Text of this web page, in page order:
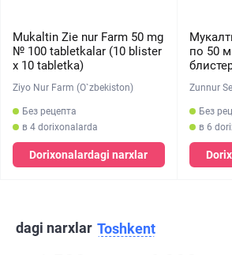
Mukaltin Zie nur Farm 50 mg
№ 100 tabletkalar (10 blister
х 10 tabletka)
Ziyo Nur Farm (O`zbekiston)
Без рецепта
в 4 dorixonalarda
Dorixonalardagi narxlar
по 50
Zunnur
Без
в 6
dagi narxlar Toshkent